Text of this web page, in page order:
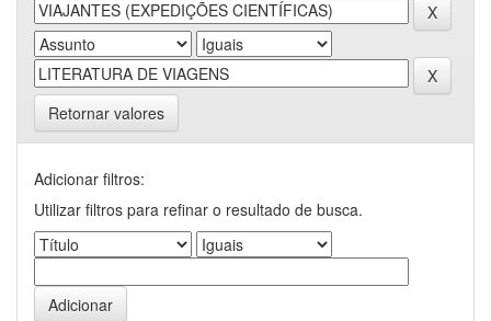
Retornar valores
Adicionar filtros:
Utilizar filtros para refinar o resultado de busca.